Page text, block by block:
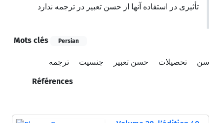
تأثیری در استفاده آنها از حسن تعبیر در ترجمه ندارد
Mots clés Persian
سن تحصیلات حسن تعبیر جنسیت ترجمه
Références